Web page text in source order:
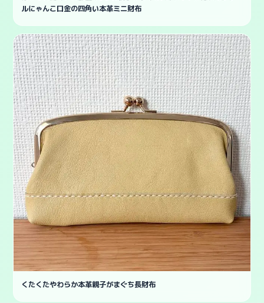
ルにゃんこ口金の四角い本革ミニ財布
くたくたやわらか本革親子がまぐち長財布